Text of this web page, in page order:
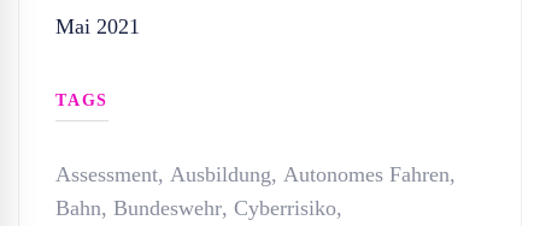
Mai 2021
TAGS
Assessment, Ausbildung, Autonomes Fahren,
Bahn, Bundeswehr, Cyberrisiko,